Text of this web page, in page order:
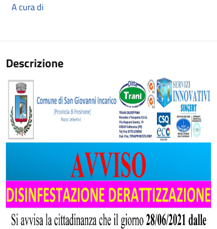
A cura di
Descrizione